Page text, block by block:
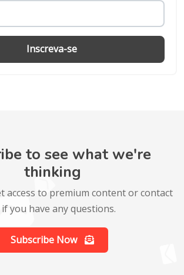
Inscreva-se
to see what we're
thinking
access to premium content or contact
if you have any questions.
Subscribe Now